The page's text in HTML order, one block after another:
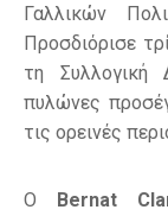
Γαλλικών
Προσδιόρισε
τη
πυλώνες
τις ορεινές
Ο Bernat